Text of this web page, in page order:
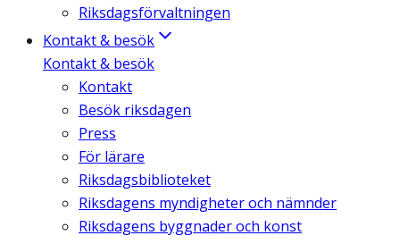
Riksdagsförvaltningen
Kontakt & besök
Kontakt & besök
Kontakt
Besök riksdagen
Press
För lärare
Riksdagsbiblioteket
Riksdagens myndigheter och nämnder
Riksdagens byggnader och konst